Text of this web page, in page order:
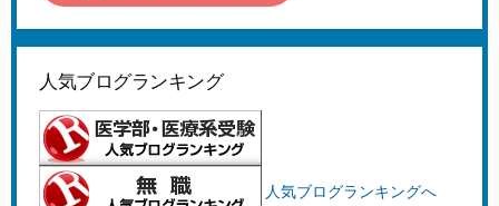
人気ブログランキング
人気ブログランキングへ